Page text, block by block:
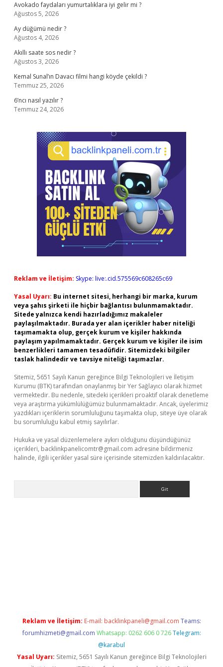
Avokado faydaları yumurtalıklara iyi gelir mi ?
Ağustos 5, 2026
Ay düğümü nedir ?
Ağustos 4, 2026
Akıllı saate sos nedir ?
Ağustos 3, 2026
Kemal Sunal’ın Davacı filmi hangi köyde çekildi ?
Temmuz 25, 2026
6’ncı nasıl yazılır ?
Temmuz 24, 2026
Reklam ve İletişim: Skype: live:.cid.575569c608265c69
Yasal Uyarı: Bu internet sitesi, herhangi bir marka, kurum
veya şahıs şirketi ile hiçbir bağlantısı bulunmamaktadır.
Sitede yalnızca kendi hazırladığımız makaleler
paylaşılmaktadır. Burada yer alan içerikler haber niteliği
taşımamakta olup, gerçek kurum ve kişiler hakkında
paylaşım yapılmamaktadır. Gerçek kurum ve kişiler ile isim
benzerlikleri tamamen tesadüfidir. Sitemizdeki bilgiler
taslak halindedir ve tavsiye niteliği taşımazlar.
Sitemiz, 5651 Sayılı Kanun gereğince Bilgi Teknolojileri ve İletişim
Kurumu (BTK) tarafından onaylanmış bir Yer Sağlayıcı olarak hizmet
vermektedir. Bu nedenle, sitedeki içerikleri proaktif olarak denetleme
veya araştırma yükümlülüğümüz bulunmamaktadır. Ancak, üyelerimiz
yazdıkları içeriklerin sorumluluğunu taşımakta olup, siteye üye olarak
bu sorumluluğu kabul etmiş sayılırlar.
Hukuka ve yasal düzenlemelere aykırı olduğunu düşündüğünüz
içerikleri, backlinkpanelicomtr@gmail.com adresine bildirmeniz
halinde, ilgili içerikler yasal süre içerisinde sitemizden kaldırılacaktır.
Reklam ve İletişim: E-mail: backlinkpaneli@gmail.com Teams:
forumhizmeti@gmail.com Whatsapp: 0262 606 0 726 Telegram:
@karabul
Yasal Uyarı: Sitemiz, 5651 Sayılı Kanun gereğince Bilgi Teknolojileri